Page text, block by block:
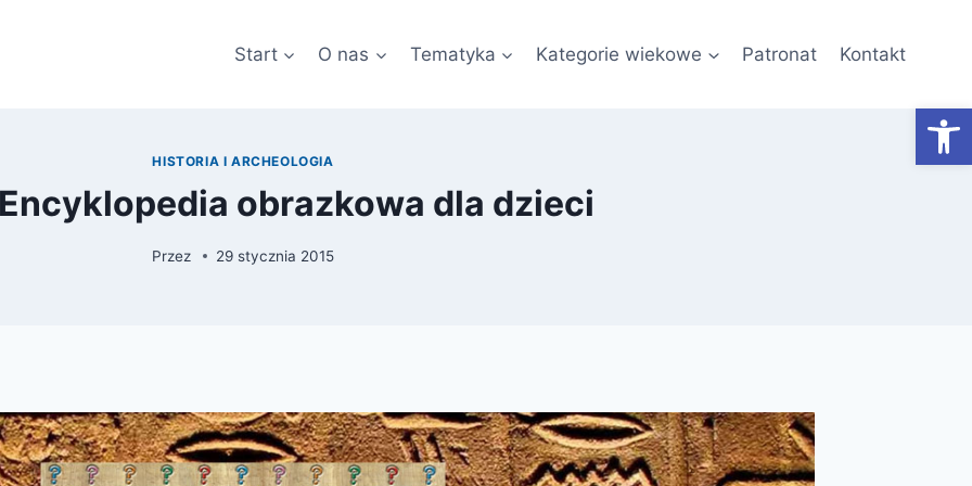
Start O nas Tematyka Kategorie wiekowe Patronat Kontakt
HISTORIA I ARCHEOLOGIA
obrazkowa dla dzieci
Przez 29 stycznia 2015